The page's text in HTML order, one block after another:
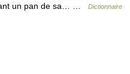
un pan de sa… …
Dictionnaire